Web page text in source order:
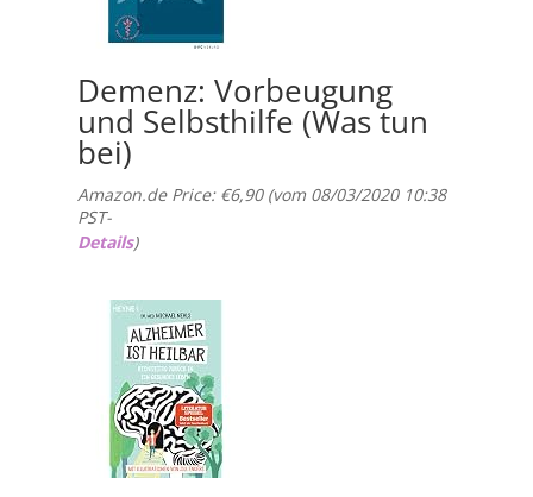
Demenz: Vorbeugung
und Selbsthilfe (Was tun
bei)
Amazon.de Price: €6,90(vom 08/03/2020 10:38
PST-
Details)